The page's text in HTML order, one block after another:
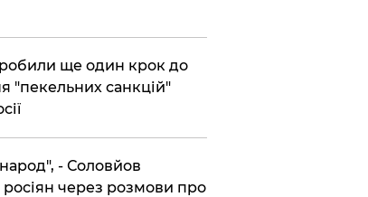
ще один крок до
"пекельних санкцій"
- Соловйов
через розмови про